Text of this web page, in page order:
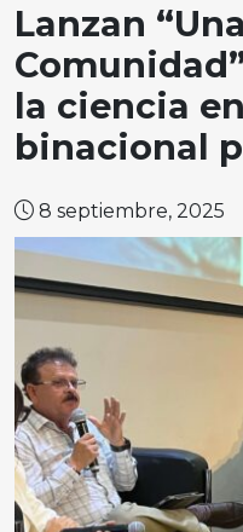
Lanzan
la ciencia
binacional
8 septiembre, 2025